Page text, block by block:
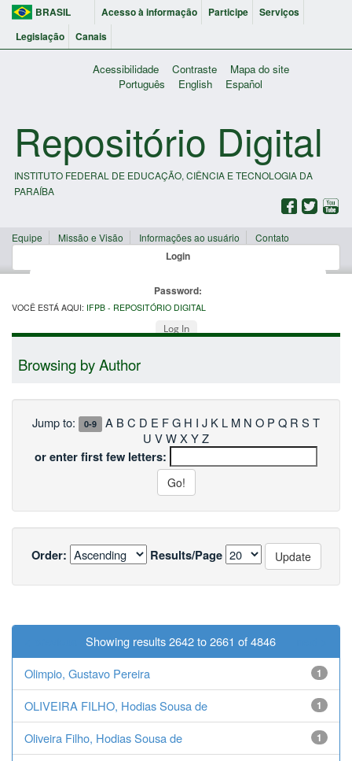
BRASIL Acesso à informação Participe
Serviços
Legislação
Canais
Acessibilidade Contraste
Mapa do site
Português
English Español
Repositório Digital
INSTITUTO FEDERAL DE EDUCAÇÃO, CIÊNCIA E TECNOLOGIA DA
PARAÍBA
Equipe Missão e Visão Informações ao usuário Contato
Login
Password:
Log In
VOCÊ ESTÁ AQUI: IFPB - REPOSITÓRIO DIGITAL
Browsing by Author
Jump to: 0-9 A B C D E F G H I J K L M N O P Q R S T
U VWX YZ
or enter first few letters:
Order: Results/Page
Showing results 2642 to 2661 of 4846
Olimpio, Gustavo Pereira
1
OLIVEIRA FILHO, Hodias Sousa de 1
Oliveira Filho, Hodias Sousa de 1